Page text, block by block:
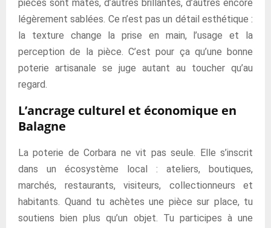
pièces sont mates, d’autres brillantes, d’autres encore
légèrement sablées. Ce n’est pas un détail esthétique :
la texture change la prise en main, l’usage et la
perception de la pièce. C’est pour ça qu’une bonne
poterie artisanale se juge autant au toucher qu’au
regard.
L’ancrage culturel et économique en
Balagne
La poterie de Corbara ne vit pas seule. Elle s’inscrit
dans un écosystème local : ateliers, boutiques,
marchés, restaurants, visiteurs, collectionneurs et
habitants. Quand tu achètes une pièce sur place, tu
soutiens bien plus qu’un objet. Tu participes à une